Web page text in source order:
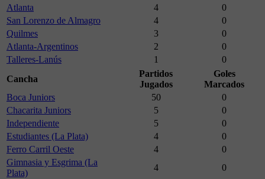
Atlanta
4
0
San Lorenzo de Almagro
4
0
Quilmes
3
0
Atlanta-Argentinos
2
0
Talleres-Lanús
1
0
Cancha
Partidos
Jugados
Goles
Marcados
Boca Juniors
50
0
Chacarita Juniors
5
0
Independiente
5
0
Estudiantes (La Plata)
4
0
Ferro Carril Oeste
4
0
Gimnasia y Esgrima (La
Plata)
4
0